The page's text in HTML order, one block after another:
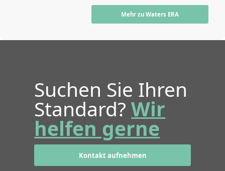
Mehr zu Waters ERA
Suchen Sie Ihren
Standard?Wir
helfen gerne
Kontakt aufnehmen